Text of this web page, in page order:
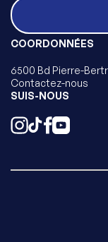
COORDONNÉES
6500 Bd Pierre-
Contactez-nous
SUIS-NOUS